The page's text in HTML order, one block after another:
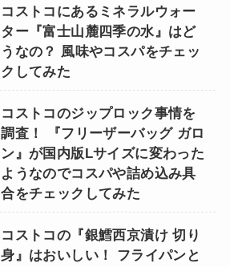
コストコにあるミネラルウォー
ター『富士山麓四季の水』はど
うなの？ 風味やコスパをチェッ
クしてみた
コストコのジップロック事情を
調査！ 『フリーザーバッグ ガロ
ン』が国内版Lサイズに変わった
ようなのでコスパや詰め込み具
合をチェックしてみた
コストコの『銀鱈西京漬け 切り
身』はおいしい！ フライパンと